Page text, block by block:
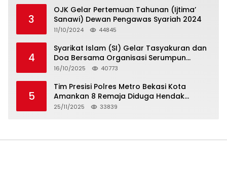
3
OJK Gelar Pertemuan Tahunan (Ijtima’
Sanawi) Dewan Pengawas Syariah 2024
11/10/2024 44845
4
Syarikat Islam (SI) Gelar Tasyakuran dan
Doa Bersama Organisasi Serumpun
Syarikat Islam Doa
16/10/2025 40773
5
Tim Presisi Polres Metro Bekasi Kota
Amankan 8 Remaja Diduga Hendak
Tawuran
25/11/2025 33839